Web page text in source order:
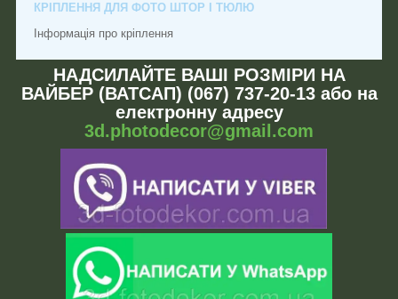
КРІПЛЕННЯ ДЛЯ ФОТО ШТОР І ТЮЛЮ
Інформація про кріплення
НАДСИЛАЙТЕ ВАШІ РОЗМІРИ НА
ВАЙБЕР (ВАТСАП) (067) 737-20-13 або на
електронну адресу
3d.photodecor@gmail.com